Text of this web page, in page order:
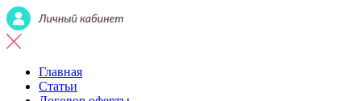
Главная
Статьи